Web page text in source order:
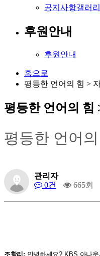
공지사항갤러리
후원안내
후원안내
홈으로
평등한 언어의 힘 >
평등한 언어의 힘
평등한 언어
관리자
0건
665회
조항리: 안녕하세요? KBS 아나